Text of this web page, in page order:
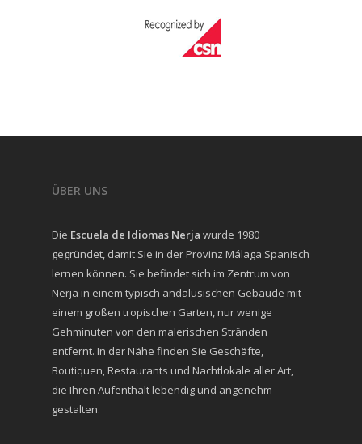
ÜBER UNS
Die Escuela de Idiomas Nerja wurde 1980
gegründet, damit Sie in der Provinz Málaga Spanisch
lernen können. Sie befindet sich im Zentrum von
Nerja in einem typisch andalusischen Gebäude mit
einem großen tropischen Garten, nur wenige
Gehminuten von den malerischen Stränden
entfernt. In der Nähe finden Sie Geschäfte,
Boutiquen, Restaurants und Nachtlokale aller Art,
die Ihren Aufenthalt lebendig und angenehm
gestalten.